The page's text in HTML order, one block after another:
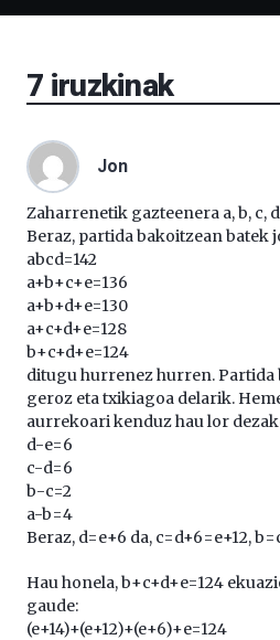
7 iruzkinak
Jon
Zaharrenetik gazteenera a, b, c, d
Beraz, partida bakoitzean batek
abcd=142
a+b+c+e=136
a+b+d+e=130
a+c+d+e=128
b+c+d+e=124
ditugu hurrenez hurren.
geroz eta txikiagoa delarik.
aurrekoari kenduz hau lor
d-e=6
c-d=6
b-c=2
a-b=4
Beraz, d=e+6 da, c=d+6=e+12,
Hau honela, b+c+d+e=124
gaude:
(e+14)+(e+12)+(e+6)+e=124